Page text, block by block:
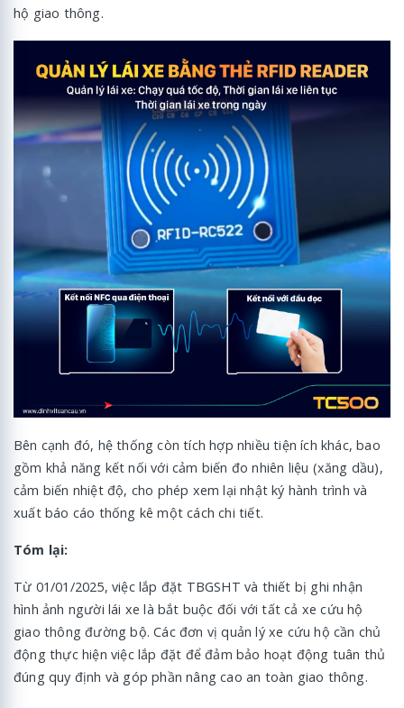
hộ giao thông.
Bên cạnh đó, hệ thống còn tích hợp nhiều tiện ích khác, bao
gồm khả năng kết nối với cảm biến đo nhiên liệu (xăng dầu),
cảm biến nhiệt độ, cho phép xem lại nhật ký hành trình và
xuất báo cáo thống kê một cách chi tiết.
Tóm lại:
Từ 01/01/2025, việc lắp đặt TBGSHT và thiết bị ghi nhận
hình ảnh người lái xe là bắt buộc đối với tất cả xe cứu hộ
giao thông đường bộ. Các đơn vị quản lý xe cứu hộ cần chủ
động thực hiện việc lắp đặt để đảm bảo hoạt động tuân thủ
đúng quy định và góp phần nâng cao an toàn giao thông.